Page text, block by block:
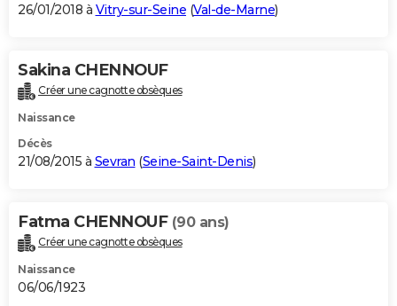
26/01/2018 à Vitry-sur-Seine (Val-de-Marne)
Sakina CHENNOUF
Créer une cagnotte obsèques
Naissance
Décès
21/08/2015 à Sevran (Seine-Saint-Denis)
Fatma CHENNOUF (90 ans)
Créer une cagnotte obsèques
Naissance
06/06/1923